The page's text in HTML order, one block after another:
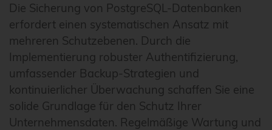
Die Sicherung von PostgreSQL-Datenbanken
erfordert einen systematischen Ansatz mit
mehreren Schutzebenen. Durch die
Implementierung robuster Authentifizierung,
umfassender Backup-Strategien und
kontinuierlicher Überwachung schaffen Sie eine
solide Grundlage für den Schutz Ihrer
Unternehmensdaten. Regelmäßige Wartung und